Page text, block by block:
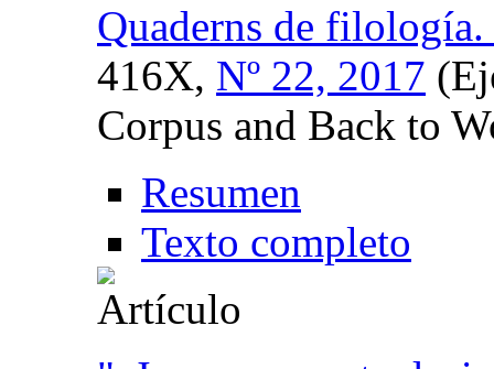
Quaderns de
416X, Nº 22, 2017
Corpus and Back to
Resumen
Texto completo